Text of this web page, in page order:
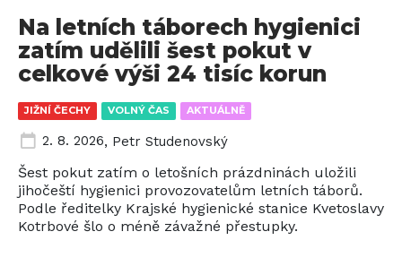
JIŽNÍ ČECHY VOLNÝ ČAS AKTUÁLNĚ
Na letních táborech hygienici
zatím udělili šest pokut v
celkové výši 24 tisíc korun
2. 8. 2026, Petr Studenovský
Šest pokut zatím o letošních prázdninách uložili
jihočeští hygienici provozovatelům letních táborů.
Podle ředitelky Krajské hygienické stanice Kvetoslavy
Kotrbové šlo o méně závažné přestupky.